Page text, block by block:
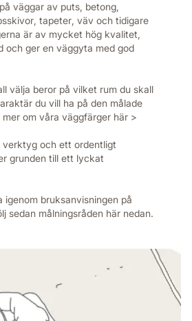
väggar av puts, betong,
tapeter, väv och tidigare
är av mycket hög kvalitet,
och ger en väggyta med god
välja beror på vilket rum du skall
du vill ha på den målade
om våra väggfärger här >
verktyg och ett ordentligt
grunden till ett lyckat
igenom bruksanvisningen på
sedan målningsråden här nedan.